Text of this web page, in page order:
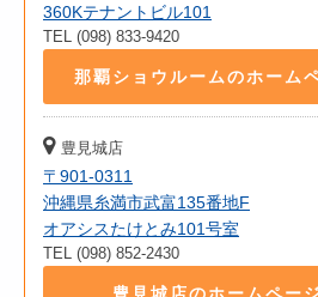
360Kテナントビル101
TEL (098) 833-9420
那覇ショウルームのホーム
豊見城店
〒901-0311
沖縄県糸満市武富135番地F
オアシスたけとみ101号室
TEL (098) 852-2430